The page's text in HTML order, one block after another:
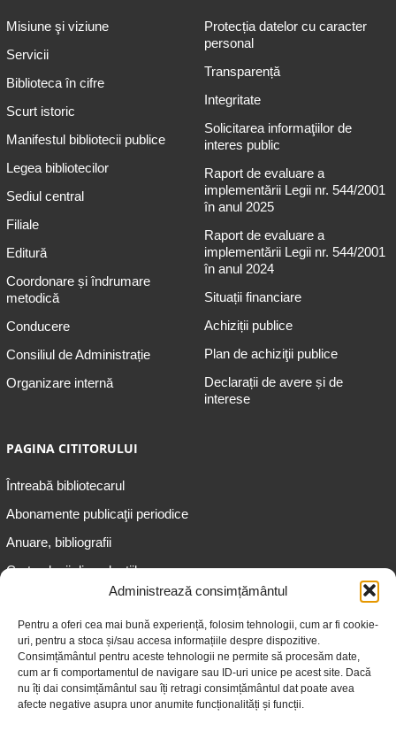
Administrează consimțământul
Pentru a oferi cea mai bună experiență, folosim tehnologii, cum ar fi cookie-
uri, pentru a stoca și/sau accesa informațiile despre dispozitive.
Consimțământul pentru aceste tehnologii ne permite să procesăm date,
cum ar fi comportamentul de navigare sau ID-uri unice pe acest site. Dacă
nu îți dai consimțământul sau îți retragi consimțământul dat poate avea
afecte negative asupra unor anumite funcționalități și funcții.
Misiune şi viziune
Servicii
Biblioteca în cifre
Scurt istoric
Manifestul bibliotecii publice
Legea bibliotecilor
Sediul central
Filiale
Editură
Coordonare și îndrumare
metodică
Conducere
Consiliul de Administrație
Organizare internă
Protecția datelor cu caracter
personal
Transparență
Integritate
Solicitarea informaţiilor de
interes public
Raport de evaluare a
implementării Legii nr. 544/2001
în anul 2025
Raport de evaluare a
implementării Legii nr. 544/2001
în anul 2024
Situații financiare
Achiziții publice
Plan de achiziţii publice
Declarații de avere și de
interese
PAGINA CITITORULUI
Întreabă bibliotecarul
Abonamente publicaţii periodice
Anuare, bibliografii
Cartea lunii din colecțiile
Informații pentru adolescenți
Informații pentru adulți
Informații pentru seniori